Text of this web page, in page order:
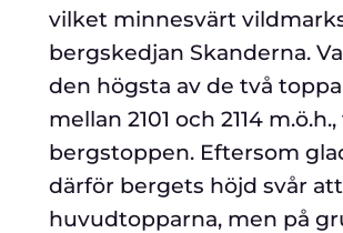
vilket minnesvärt
bergskedjan Skanderna.
den högsta av de två
mellan 2101 och 2114
bergstoppen. Eftersom
därför bergets höjd svår
huvudtopparna, men på